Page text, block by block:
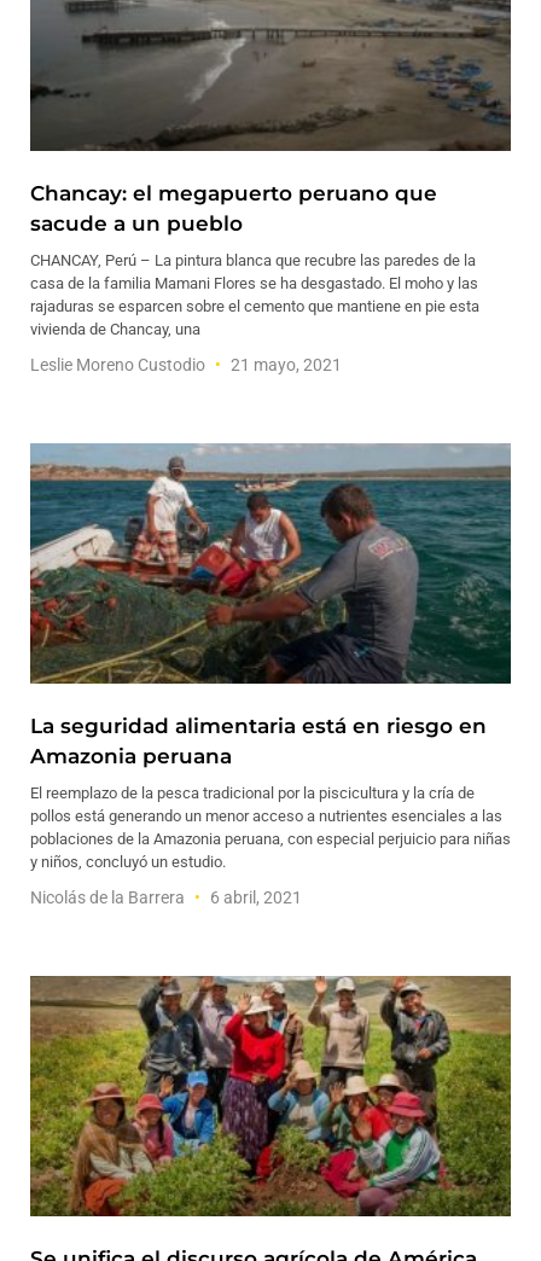
Chancay: el megapuerto peruano que
sacude a un pueblo
CHANCAY, Perú – La pintura blanca que recubre las paredes de la
casa de la familia Mamani Flores se ha desgastado. El moho y las
rajaduras se esparcen sobre el cemento que mantiene en pie esta
vivienda de Chancay, una
Leslie Moreno Custodio 21 mayo, 2021
La seguridad alimentaria está en riesgo en
Amazonia peruana
El reemplazo de la pesca tradicional por la piscicultura y la cría de
pollos está generando un menor acceso a nutrientes esenciales a las
poblaciones de la Amazonia peruana, con especial perjuicio para niñas
y niños, concluyó un estudio.
Nicolás de la Barrera 6 abril, 2021